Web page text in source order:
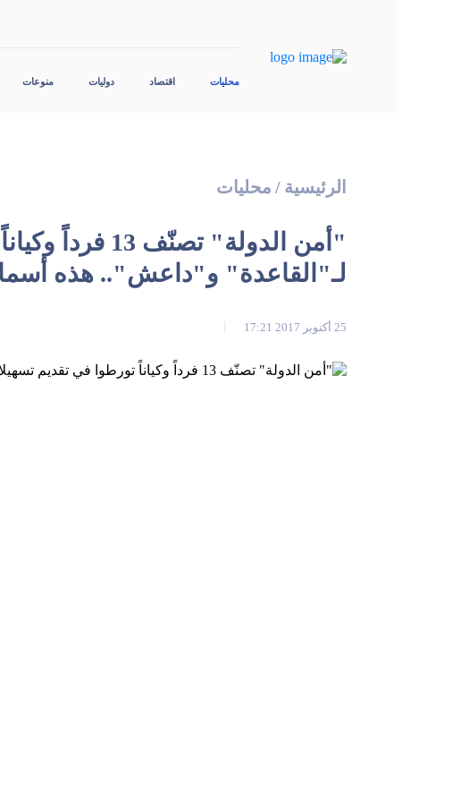
محليات اقتصاد دوليات منوعات
الرئيسية / محليات
"أمن الدولة"
لـ"القاعدة" و"داعش".. هذه
25 أكتوبر 2017 17:21